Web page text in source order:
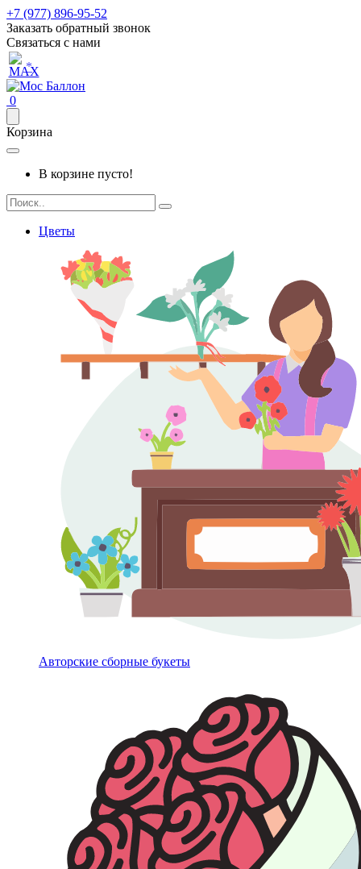
+7 (977) 896-95-52
Заказать обратный звонок
Связаться с нами
*
0
Корзина
В корзине пусто!
Цветы
Авторские сборные букеты